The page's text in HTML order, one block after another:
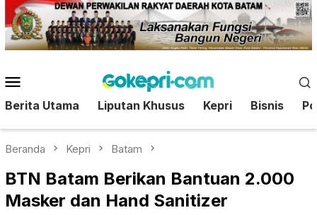
Loncat
ke
konten
Mobile
Berita Utama Liputan Khusus Kepri Bisnis
Beranda Kepri Batam
BTN Batam Berikan Bantuan 2.000
Masker dan Hand Sanitizer